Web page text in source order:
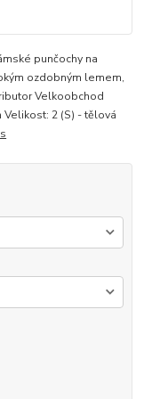
punčochy na
ozdobným lemem,
Velkoobchod
2 (S) - tělová